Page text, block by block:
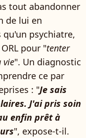
tout abandonner
de lui en
psychiatre,
pour "tenter
vie". Un diagnostic
ce par
: "Je sais
J'ai pris soin
enfin prêt à
", expose-t-il.